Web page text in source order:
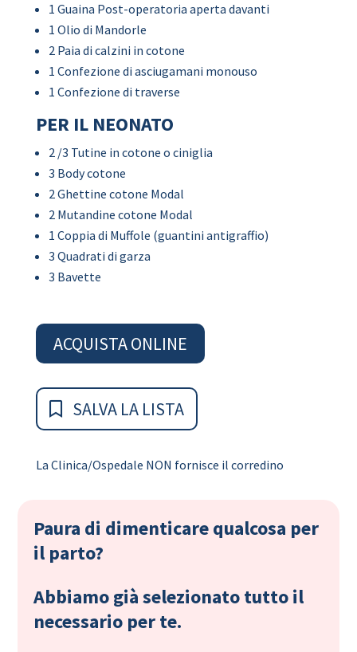
1 Guaina Post-operatoria aperta davanti
1 Olio di Mandorle
2 Paia di calzini in cotone
1 Confezione di asciugamani monouso
1 Confezione di traverse
PER IL NEONATO
2 /3 Tutine in cotone o ciniglia
3 Body cotone
2 Ghettine cotone Modal
2 Mutandine cotone Modal
1 Coppia di Muffole (guantini antigraffio)
3 Quadrati di garza
3 Bavette
ACQUISTA ONLINE
SALVA LA LISTA
La Clinica/Ospedale NON fornisce il corredino
Paura di dimenticare qualcosa per
il parto?
Abbiamo già selezionato tutto il
necessario per te.